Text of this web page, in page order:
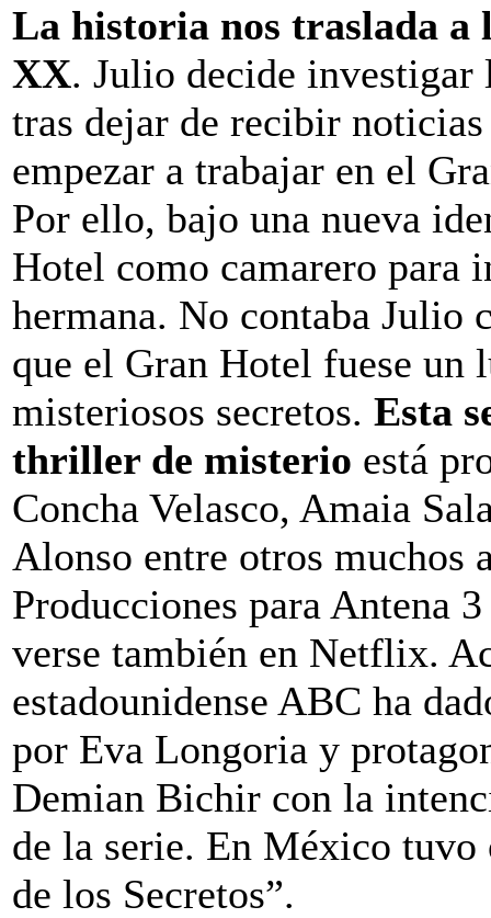
La historia nos traslada a
XX. Julio decide investigar
tras dejar de recibir
empezar a trabajar en el
Por ello, bajo una nueva
Hotel como camarero para
hermana. No contaba Julio
que el Gran Hotel fuese un
misteriosos secretos. Esta
thriller de misterio está
Concha Velasco, Amaia
Alonso entre otros muchos
Producciones para Antena
verse también en Netflix.
estadounidense ABC ha
por Eva Longoria y
Demian Bichir con la
de la serie. En México
de los Secretos”.